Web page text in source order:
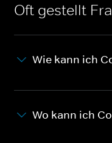
Oft gestellt
Wie kann ich
Wo kann ich